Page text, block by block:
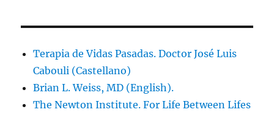
Terapia de Vidas Pasadas. Doctor José Luis
Cabouli (Castellano)
Brian L. Weiss, MD (English).
The Newton Institute. For Life Between Lifes